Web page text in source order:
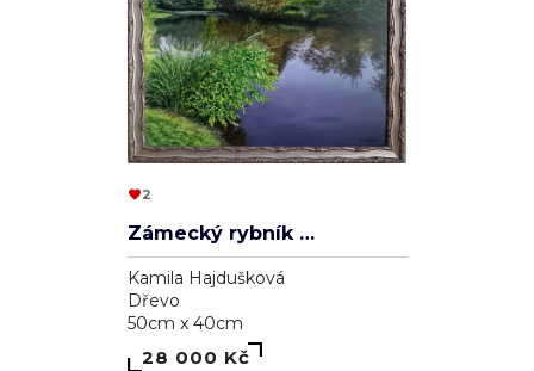
2
Zámecký rybník v Lednici
Kamila Hajdušková
Dřevo
50cm x 40cm
28 000 Kč